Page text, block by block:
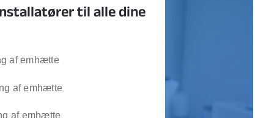
af køkken
til alle dine
af emhætte
af emhætte
af emhætte